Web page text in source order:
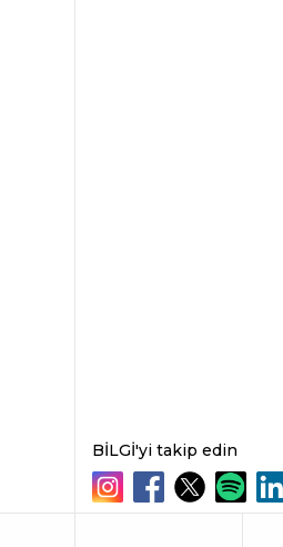
BİLGİ'yi takip edin